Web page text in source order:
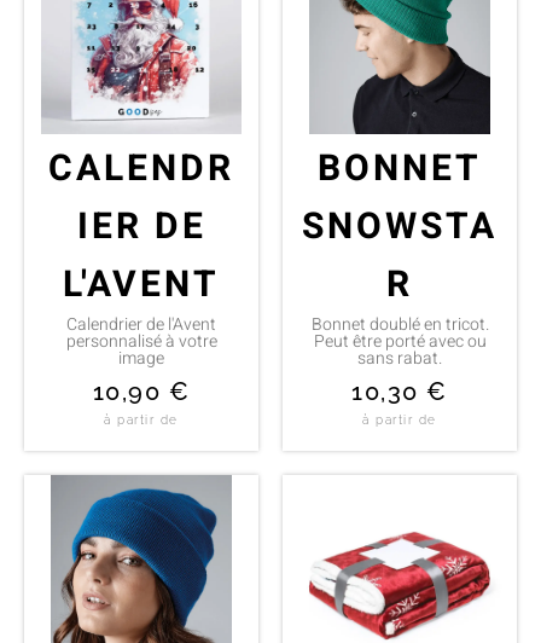
CALENDR
IER DE
L'AVENT
Calendrier de l'Avent
personnalisé à votre
image
10,90 €
à partir de
BONNET
SNOWSTA
R
Bonnet doublé en tricot.
Peut être porté avec ou
sans rabat.
10,30€
à partir de